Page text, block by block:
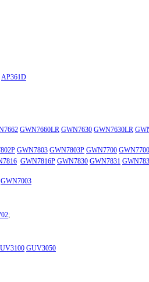
AP361D
GWN7660LR GWN7630 GWN7630LR
GWN7803 GWN7803P GWN7700
GWN7816P GWN7830 GWN7831
GWN7003
;
GUV3050